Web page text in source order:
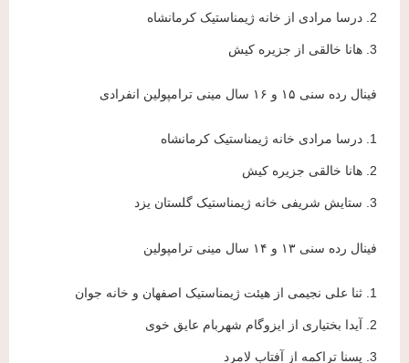
2. درسا مرادی از خانه ژیمناستیک کرمانشاه
3. هانا خالقی از جزیره کیش
فینال رده سنی ۱۵ و ۱۶ سال مینی ترامپولین انفرادی
1. درسا مرادی خانه ژیمناستیک کرمانشاه
2. هانا خالقی جزیره کیش
3. ستایش شریفی خانه ژیمناستیک گلستان یزد
فینال رده سنی ۱۳ و ۱۴ سال مینی ترامپولین
1. ثنا علی نجیمی از هیئت ژیمناستیک اصفهان و خانه جوان
2. آیدا بختیاری از ایزوگام شهربام عایق خوی
3. یسنا تراکمه از آفتاب لامرد